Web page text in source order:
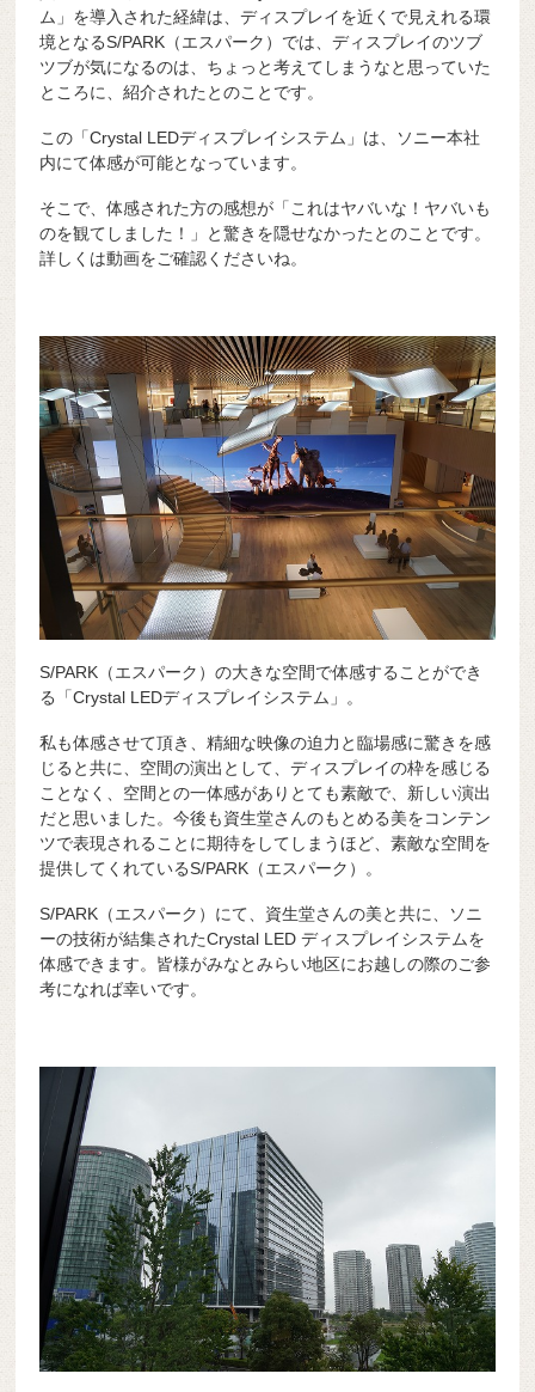
ム」を導入された経緯は、ディスプレイを近くで見えれる環
境となるS/PARK（エスパーク）では、ディスプレイのツブ
ツブが気になるのは、ちょっと考えてしまうなと思っていた
ところに、紹介されたとのことです。
この「Crystal LEDディスプレイシステム」は、ソニー本社
内にて体感が可能となっています。
そこで、体感された方の感想が「これはヤバいな！ヤバいも
のを観てしました！」と驚きを隠せなかったとのことです。
詳しくは動画をご確認くださいね。
S/PARK（エスパーク）の大きな空間で体感することができ
る「Crystal LEDディスプレイシステム」。
私も体感させて頂き、精細な映像の迫力と臨場感に驚きを感
じると共に、空間の演出として、ディスプレイの枠を感じる
ことなく、空間との一体感がありとても素敵で、新しい演出
だと思いました。今後も資生堂さんのもとめる美をコンテン
ツで表現されることに期待をしてしまうほど、素敵な空間を
提供してくれているS/PARK（エスパーク）。
S/PARK（エスパーク）にて、資生堂さんの美と共に、ソニ
ーの技術が結集されたCrystal LED ディスプレイシステムを
体感できます。皆様がみなとみらい地区にお越しの際のご参
考になれば幸いです。